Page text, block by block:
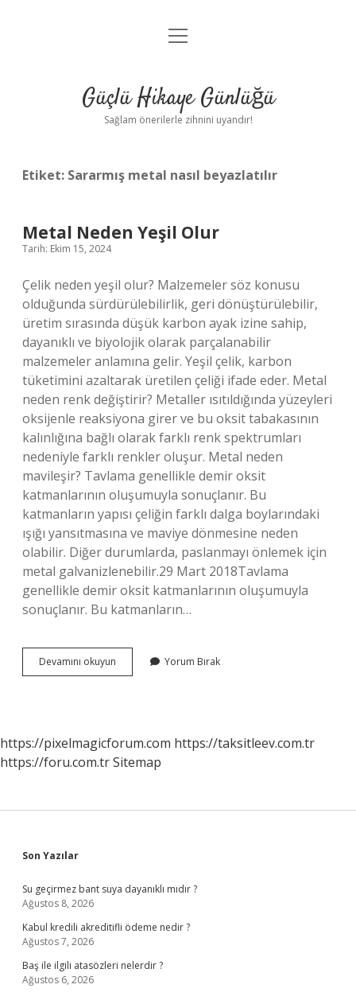
Anasayfa
Yasal Uyarı
menüyü
Güçlü Hikaye Günlüğü
Sağlam önerilerle zihnini uyandır!
Etiket: Sararmış metal nasıl beyazlatılır
Metal Neden Yeşil Olur
Tarih: Ekim 15, 2024
Çelik neden yeşil olur? Malzemeler söz konusu
olduğunda sürdürülebilirlik, geri dönüştürülebilir,
üretim sırasında düşük karbon ayak izine sahip,
dayanıklı ve biyolojik olarak parçalanabilir
malzemeler anlamına gelir. Yeşil çelik, karbon
tüketimini azaltarak üretilen çeliği ifade eder. Metal
neden renk değiştirir? Metaller ısıtıldığında yüzeyleri
oksijenle reaksiyona girer ve bu oksit tabakasının
kalınlığına bağlı olarak farklı renk spektrumları
nedeniyle farklı renkler oluşur. Metal neden
mavileşir? Tavlama genellikle demir oksit
katmanlarının oluşumuyla sonuçlanır. Bu
katmanların yapısı çeliğin farklı dalga boylarındaki
ışığı yansıtmasına ve maviye dönmesine neden
olabilir. Diğer durumlarda, paslanmayı önlemek için
metal galvanizlenebilir.29 Mart 2018Tavlama
genellikle demir oksit katmanlarının oluşumuyla
sonuçlanır. Bu katmanların…
Devamını okuyun
Neden
Yorum Bırak
https://pixelmagicforum.com https://taksitleev.com.tr
https://foru.com.trSitemap
Sidebar
Son Yazılar
Su geçirmez bant suya dayanıklı mıdır ?
Ağustos 8, 2026
Kabul kredili akreditifli ödeme nedir ?
Ağustos 7, 2026
Baş ile ilgili atasözleri nelerdir ?
Ağustos 6, 2026